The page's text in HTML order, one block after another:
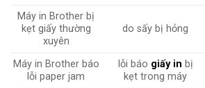
Máy in Brother bị
kẹt giấy thường
xuyên
do sấy bị hỏng
Máy in Brother báo
lỗi paper jam
lỗi báo giấy in bị
kẹt trong máy